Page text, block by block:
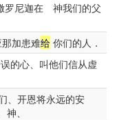
罗尼迦在 神我们的父
加患难给 你们的人．
的心、叫他们信从虚
、开恩将永远的安
、